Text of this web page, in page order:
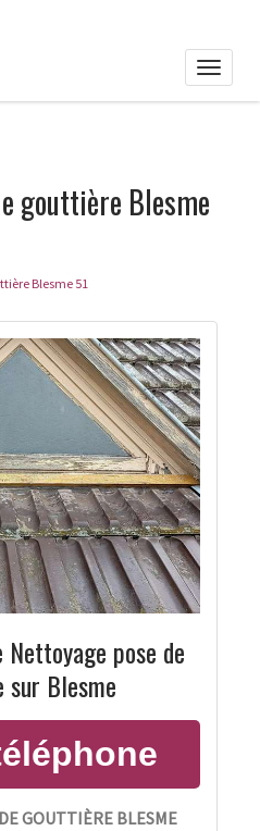
Toggle
gouttière Blesme
Blesme 51
pose de
Blesme
GOUTTIÈRE BLESME